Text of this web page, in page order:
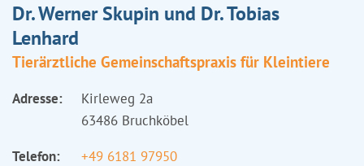
Dr. Werner Skupin und Dr. Tobias
Lenhard
Tierärztliche Gemeinschaftspraxis für Kleintiere
Adresse:
Kirleweg 2a
63486 Bruchköbel
Telefon:
+49 6181 97950